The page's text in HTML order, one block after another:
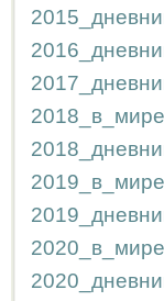
2018_в_мире
2019_в_мире
2020_в_мире